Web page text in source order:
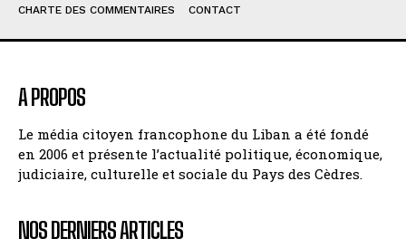
CHARTE DES COMMENTAIRES
CONTACT
A PROPOS
Le média citoyen francophone du Liban a été fondé
en 2006 et présente l’actualité politique, économique,
judiciaire, culturelle et sociale du Pays des Cèdres.
NOS DERNIERS ARTICLES